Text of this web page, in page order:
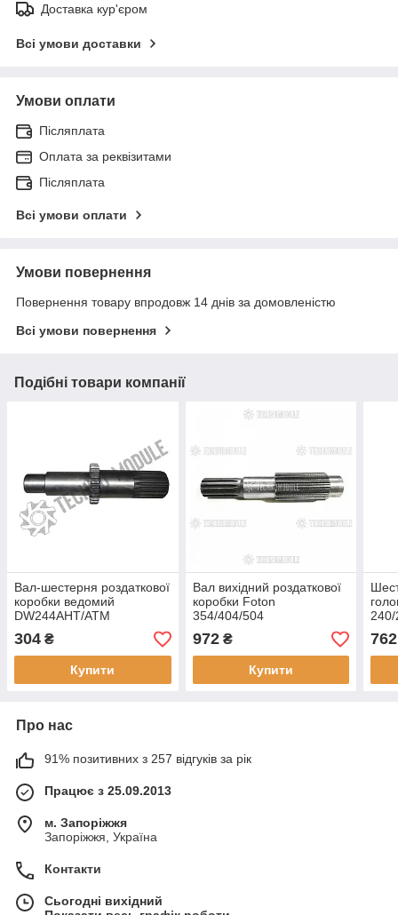
Доставка кур'єром
Всі умови доставки
Умови оплати
Післяплата
Оплата за реквізитами
Післяплата
Всі умови оплати
Умови повернення
Повернення товару впродовж 14 днів за домовленістю
Всі умови повернення
Подібні товари компанії
Вал-шестерня роздаткової
коробки ведомий
DW244AHT/ATM
304 ₴
Купити
Вал вихідний роздаткової
коробки Foton
354/404/504
972₴
Купити
240/
762
Про нас
91% позитивних з 257 відгуків за рік
Працює з 25.09.2013
м. Запоріжжя
Запоріжжя, Україна
Контакти
Сьогодні вихідний